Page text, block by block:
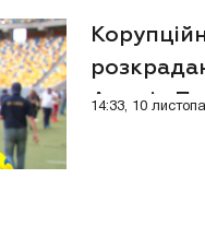
Андрія
14:33, 10